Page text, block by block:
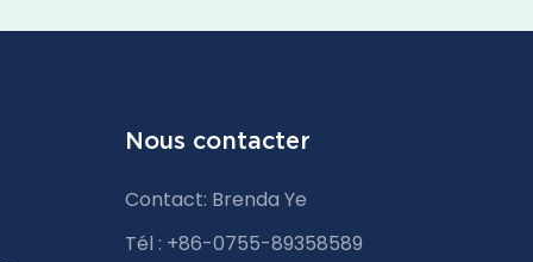
Nous contacter
Contact: Brenda Ye
Tél : +86-0755-89358589